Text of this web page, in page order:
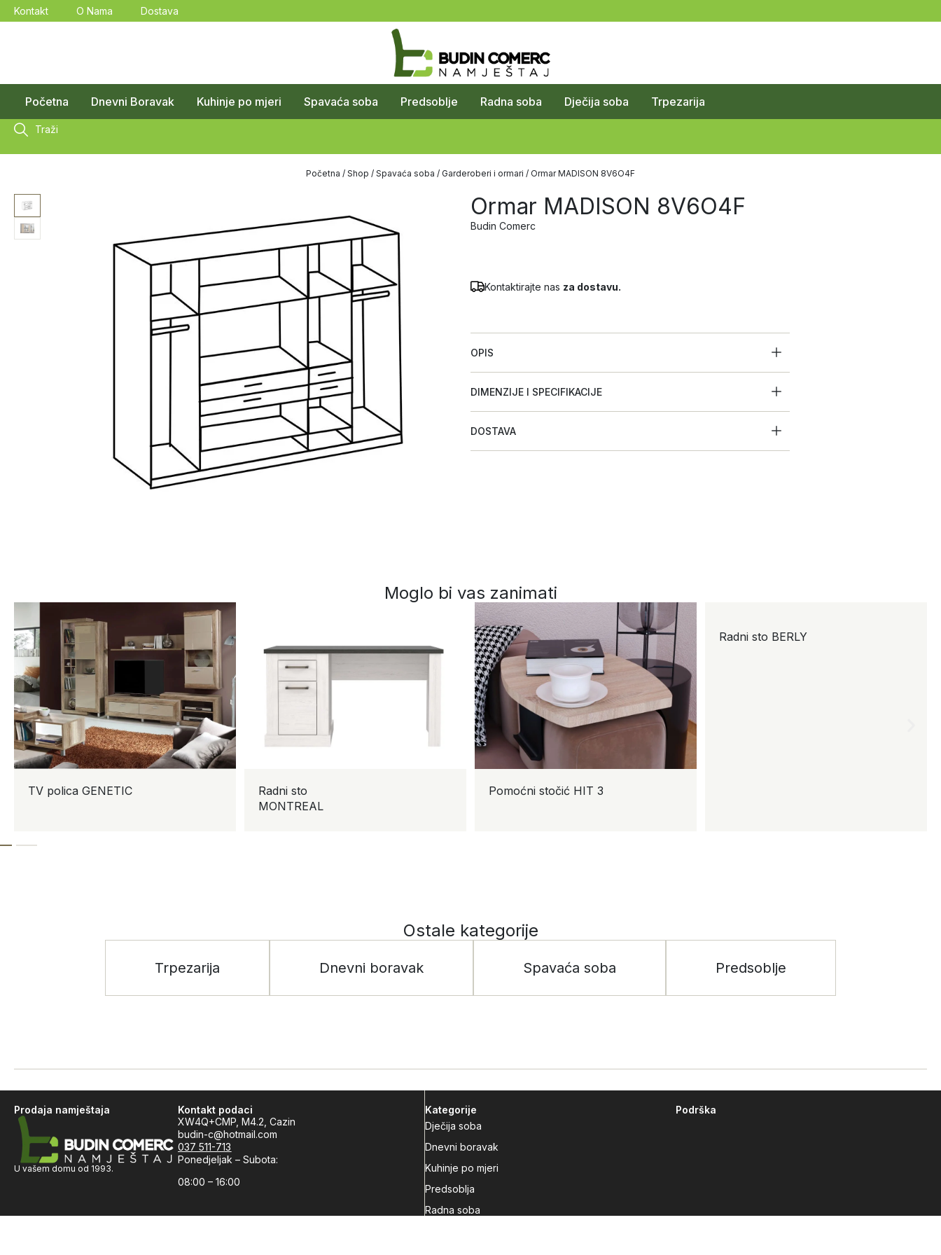
Kontakt O Nama Dostava
Početna Dnevni Boravak Kuhinje po mjeri Spavaća soba Predsoblje Radna soba Dječija soba Trpezarija
Traži
Početna / Shop / Spavaća soba / Garderoberi i ormari / Ormar MADISON 8V6O4F
Ormar MADISON 8V6O4F
Budin Comerc
Kontaktirajte nas za dostavu.
OPIS
DIMENZIJE I SPECIFIKACIJE
DOSTAVA
Moglo bi vas zanimati
polica GENETIC
Radni sto
MONTREAL
Pomoćni stočić HIT 3
Radni sto BERLY
Ostale kategorije
Trpezarija Dnevni boravak Spavaća soba Predsoblje
Prodaja namještaja
U vašem domu od 1993.
Kontakt podaci
XW4Q+CMP, M4.2, Cazin
budin-c@hotmail.com
037 511-713
Ponedjeljak – Subota:
08:00 – 16:00
Kategorije
Dječija soba
Dnevni boravak
Kuhinje po mjeri
Predsoblja
Radna soba
Podrška